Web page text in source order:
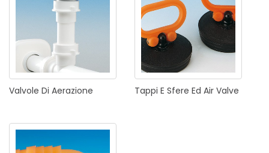
Valvole Di Aerazione Tappi E Sfere Ed Air Valve